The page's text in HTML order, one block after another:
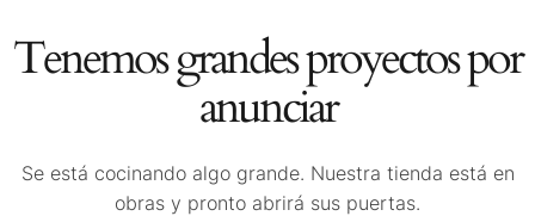
Tenemos grandes proyectos por
anunciar
Se está cocinando algo grande. Nuestra tienda está en
obras y pronto abrirá sus puertas.